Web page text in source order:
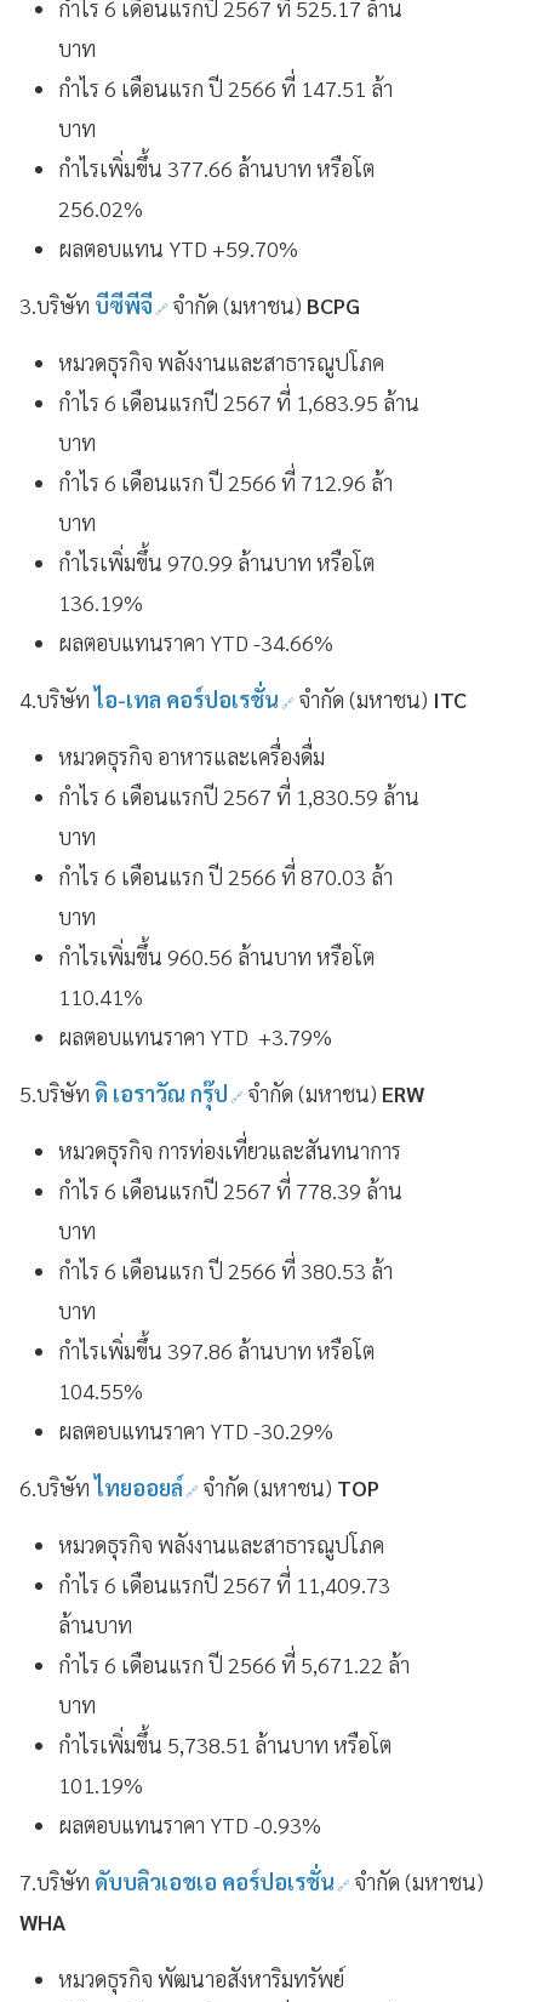
กำไร 6 เดือนแรกปี 2567 ที่ 525.17 ล้าน
บาท
กำไร 6 เดือนแรก ปี 2566 ที่ 147.51 ล้า
บาท
กำไรเพิ่มขึ้น 377.66 ล้านบาท หรือโต
256.02%
ผลตอบแทน YTD +59.70%
3.บริษัท บีซีพีจี จำกัด (มหาชน) BCPG
หมวดธุรกิจ พลังงานและสาธารณูปโภค
กำไร 6 เดือนแรกปี 2567 ที่ 1,683.95 ล้าน
บาท
กำไร 6 เดือนแรก ปี 2566 ที่ 712.96 ล้า
บาท
กำไรเพิ่มขึ้น 970.99 ล้านบาท หรือโต
136.19%
ผลตอบแทนราคา YTD -34.66%
4.บริษัทไอ-เทล คอร์ปอเรชั่น จำกัด (มหาชน) ITC
หมวดธุรกิจ อาหารและเครื่องดื่ม
กำไร 6 เดือนแรกปี 2567 ที่ 1,830.59 ล้าน
บาท
กำไร 6 เดือนแรก ปี 2566 ที่ 870.03 ล้า
บาท
กำไรเพิ่มขึ้น 960.56 ล้านบาท หรือโต
110.41%
ผลตอบแทนราคา YTD +3.79%
5.บริษัท ดิ เอราวัณ กรุ๊ป จำกัด (มหาชน) ERW
หมวดธุรกิจ การท่องเที่ยวและสันทนาการ
กำไร 6 เดือนแรกปี 2567 ที่ 778.39 ล้าน
บาท
กำไร 6 เดือนแรก ปี 2566 ที่ 380.53 ล้า
บาท
กำไรเพิ่มขึ้น 397.86 ล้านบาท หรือโต
104.55%
ผลตอบแทนราคา YTD -30.29%
6.บริษัทไทยออยล์ จำกัด (มหาชน) TOP
หมวดธุรกิจ พลังงานและสาธารณูปโภค
กำไร 6 เดือนแรกปี 2567 ที่ 11,409.73
ล้านบาท
กำไร 6 เดือนแรก ปี 2566 ที่ 5,671.22 ล้า
บาท
กำไรเพิ่มขึ้น 5,738.51 ล้านบาท หรือโต
101.19%
ผลตอบแทนราคา YTD -0.93%
7.บริษัท ดับบลิวเอชเอ คอร์ปอเรชั่น จำกัด (มหาชน)
WHA
หมวดธุรกิจ พัฒนาอสังหาริมทรัพย์